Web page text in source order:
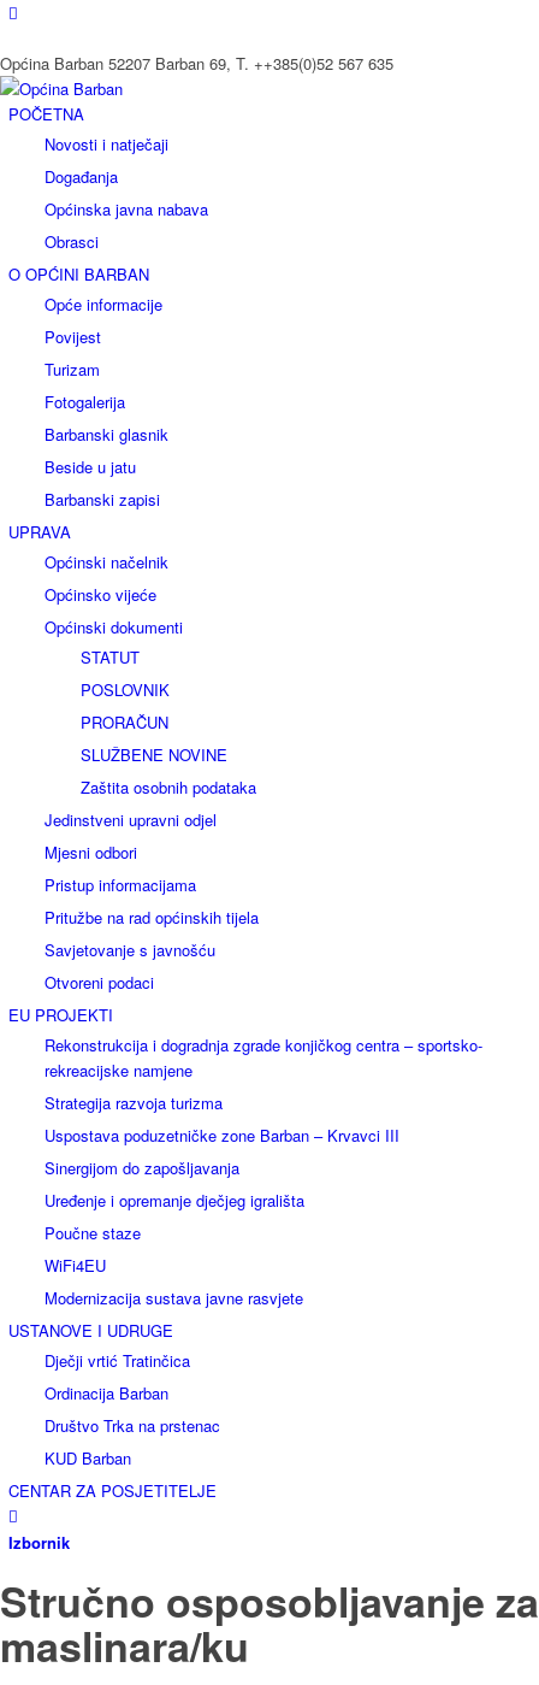
Općina Barban 52207 Barban 69, T. ++385(0)52 567 635
POČETNA
Novosti i natječaji
Događanja
Općinska javna nabava
Obrasci
O OPĆINI BARBAN
Opće informacije
Povijest
Turizam
Fotogalerija
Barbanski glasnik
Beside u jatu
Barbanski zapisi
UPRAVA
Općinski načelnik
Općinsko vijeće
Općinski dokumenti
STATUT
POSLOVNIK
PRORAČUN
SLUŽBENE NOVINE
Zaštita osobnih podataka
Jedinstveni upravni odjel
Mjesni odbori
Pristup informacijama
Pritužbe na rad općinskih tijela
Savjetovanje s javnošću
Otvoreni podaci
EU PROJEKTI
Rekonstrukcija i dogradnja zgrade konjičkog centra – sportsko-
rekreacijske namjene
Strategija razvoja turizma
Uspostava poduzetničke zone Barban – Krvavci III
Sinergijom do zapošljavanja
Uređenje i opremanje dječjeg igrališta
Poučne staze
WiFi4EU
Modernizacija sustava javne rasvjete
USTANOVE I UDRUGE
Dječji vrtić Tratinčica
Ordinacija Barban
Društvo Trka na prstenac
KUD Barban
CENTAR ZA POSJETITELJE
Izbornik
Stručno osposobljavanje za
maslinara/ku